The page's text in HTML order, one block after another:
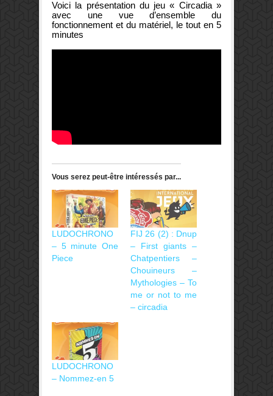
Voici la présentation du jeu « Circadia »
avec une vue d’ensemble du
fonctionnement et du matériel, le tout en 5
minutes
Vous serez peut-être intéressés par...
LUDOCHRONO
– 5 minute One
Piece
FIJ 26 (2) : Dnup
– First giants –
Chatpentiers –
Chouineurs –
Mythologies – To
me or not to me
– circadia
LUDOCHRONO
– Nommez-en 5